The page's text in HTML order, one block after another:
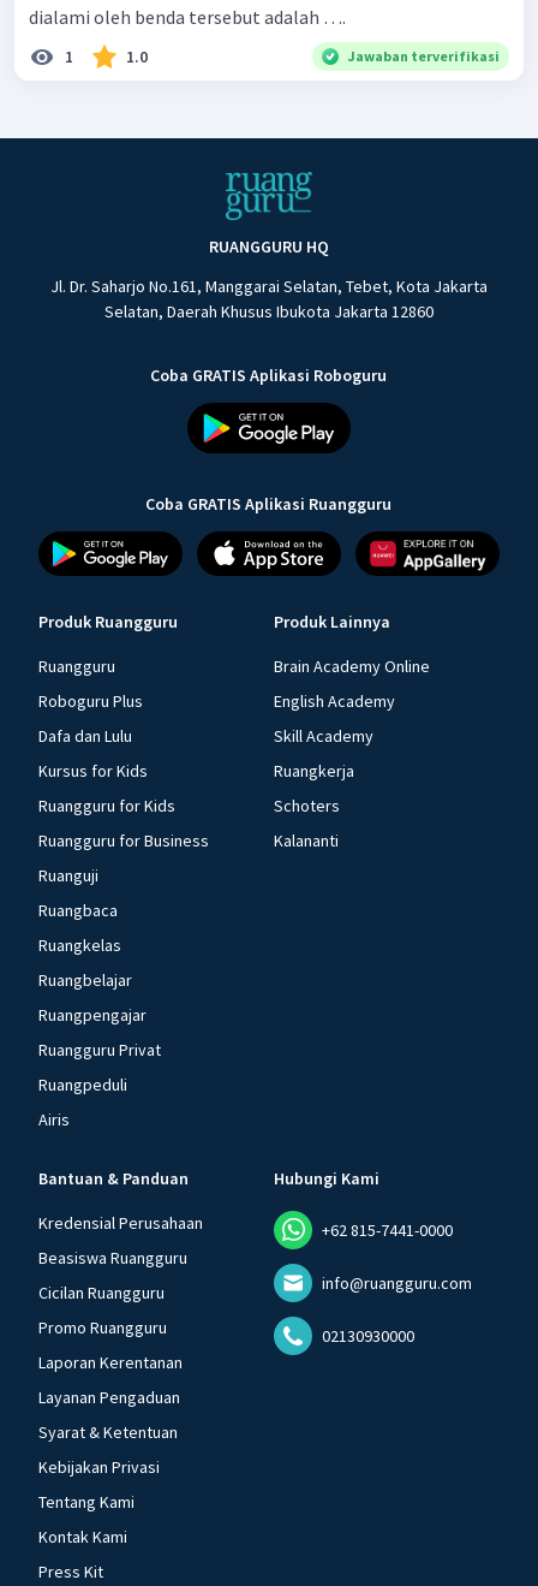
dialami oleh benda tersebut adalah ….
1 1.0 Jawaban terverifikasi
RUANGGURU HQ
Jl. Dr. Saharjo No.161, Manggarai Selatan, Tebet, Kota Jakarta
Selatan, Daerah Khusus Ibukota Jakarta 12860
Coba GRATIS Aplikasi Roboguru
Coba GRATIS Aplikasi Ruangguru
Produk Ruangguru
Ruangguru
Roboguru Plus
Dafa dan Lulu
Kursus for Kids
Ruangguru for Kids
Ruangguru for Business
Ruanguji
Ruangbaca
Ruangkelas
Ruangbelajar
Ruangpengajar
Ruangguru Privat
Ruangpeduli
Airis
Produk Lainnya
Brain Academy Online
English Academy
Skill Academy
Ruangkerja
Schoters
Kalananti
Bantuan & Panduan
Kredensial Perusahaan
Beasiswa Ruangguru
Cicilan Ruangguru
Promo Ruangguru
Laporan Kerentanan
Layanan Pengaduan
Syarat & Ketentuan
Kebijakan Privasi
Tentang Kami
Kontak Kami
Press Kit
Hubungi Kami
+62 815-7441-0000
info@ruangguru.com
02130930000